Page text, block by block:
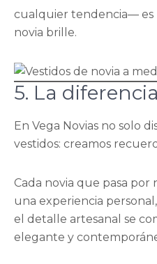
cualquier tendencia— es
novia brille.
5. La
En Vega Novias no solo
vestidos: creamos
Cada novia que pasa
una experiencia
el detalle artesanal se
elegante y